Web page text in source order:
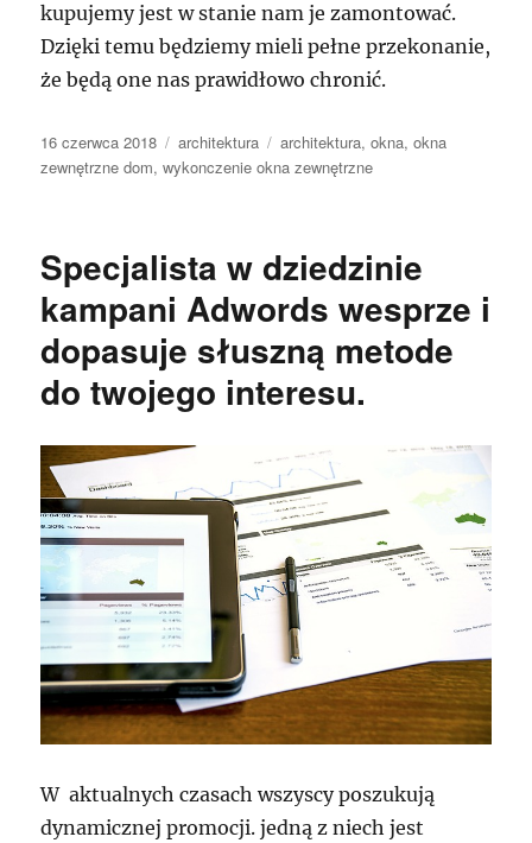
kupujemy jest w stanie nam je zamontować.
Dzięki temu będziemy mieli pełne przekonanie,
że będą one nas prawidłowo chronić.
Data
publikacji
16 czerwca 2018 Kategorie
architektura Tagi
architektura,okna,okna
zewnętrzne dom,wykonczenie okna zewnętrzne
Specjalista w dziedzinie
kampani Adwords wesprze i
dopasuje słuszną metode
do twojego interesu.
W aktualnych czasach wszyscy poszukują
dynamicznej promocji. jedną z niech jest